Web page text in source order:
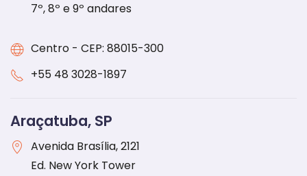
7º, 8º e 9º andares
Centro - CEP: 88015-300
+55 48 3028-1897
Araçatuba, SP
Avenida Brasília, 2121
Ed. New York Tower